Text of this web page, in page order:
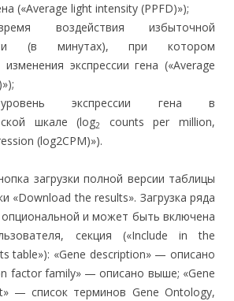
(«Average light intensity (PPFD)»);
воздействия избыточной
(в минутах), при котором
экспрессии гена («Average
экспрессии гена в
шкале (log2
counts per million,
(log2CPM)»).
загрузки полной версии таблицы
«Download the results». Загрузка ряда
и может быть включена
секция («Include in the
table»): «Gene description» — описано
factor family» — описано выше; «Gene
— список терминов Gene Ontology,